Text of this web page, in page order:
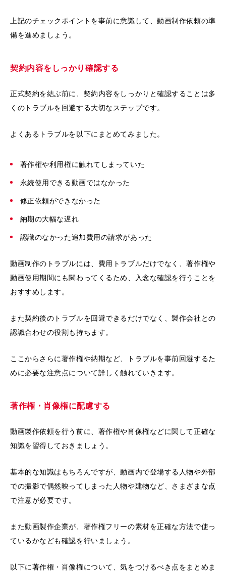
上記のチェックポイントを事前に意識して、動画制作依頼の準
備を進めましょう。
契約内容をしっかり確認する
正式契約を結ぶ前に、契約内容をしっかりと確認することは多
くのトラブルを回避する大切なステップです。
よくあるトラブルを以下にまとめてみました。
著作権や利用権に触れてしまっていた
永続使用できる動画ではなかった
修正依頼ができなかった
納期の大幅な遅れ
認識のなかった追加費用の請求があった
動画制作のトラブルには、費用トラブルだけでなく、著作権や
動画使用期間にも関わってくるため、入念な確認を行うことを
おすすめします。
また契約後のトラブルを回避できるだけでなく、製作会社との
認識合わせの役割も持ちます。
ここからさらに著作権や納期など、トラブルを事前回避するた
めに必要な注意点について詳しく触れていきます。
著作権・肖像権に配慮する
動画製作依頼を行う前に、著作権や肖像権などに関して正確な
知識を習得しておきましょう。
基本的な知識はもちろんですが、動画内で登場する人物や外部
での撮影で偶然映ってしまった人物や建物など、さまざまな点
で注意が必要です。
また動画製作企業が、著作権フリーの素材を正確な方法で使っ
ているかなども確認を行いましょう。
以下に著作権・肖像権について、気をつけるべき点をまとめま